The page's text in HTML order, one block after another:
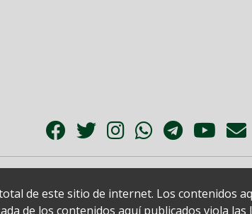
de este sitio de internet. Los contenidos
de los contenidos aquí publicados viola las